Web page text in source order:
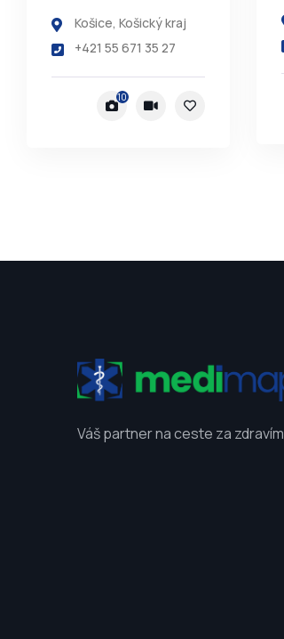
Košice, Košický kraj
+421 55 671 35 27
10
Váš partner na ceste za zdravím